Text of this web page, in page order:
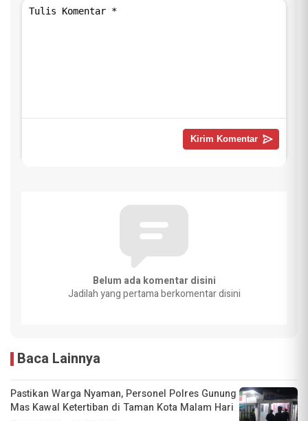
Belum ada komentar disini
Jadilah yang pertama berkomentar disini
Baca Lainnya
Pastikan Warga Nyaman, Personel Polres Gunung
Mas Kawal Ketertiban di Taman Kota Malam Hari